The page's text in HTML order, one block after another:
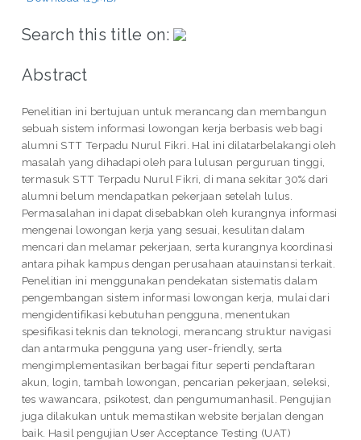
Search this title on:
Abstract
Penelitian ini bertujuan untuk merancang dan membangun
sebuah sistem informasi lowongan kerja berbasis web bagi
alumni STT Terpadu Nurul Fikri. Hal ini dilatarbelakangi oleh
masalah yang dihadapi oleh para lulusan perguruan tinggi,
termasuk STT Terpadu Nurul Fikri, di mana sekitar 30% dari
alumni belum mendapatkan pekerjaan setelah lulus.
Permasalahan ini dapat disebabkan oleh kurangnya informasi
mengenai lowongan kerja yang sesuai, kesulitan dalam
mencari dan melamar pekerjaan, serta kurangnya koordinasi
antara pihak kampus dengan perusahaan atauinstansi terkait.
Penelitian ini menggunakan pendekatan sistematis dalam
pengembangan sistem informasi lowongan kerja, mulai dari
mengidentifikasi kebutuhan pengguna, menentukan
spesifikasi teknis dan teknologi, merancang struktur navigasi
dan antarmuka pengguna yang user-friendly, serta
mengimplementasikan berbagai fitur seperti pendaftaran
akun, login, tambah lowongan, pencarian pekerjaan, seleksi,
tes wawancara, psikotest, dan pengumumanhasil. Pengujian
juga dilakukan untuk memastikan website berjalan dengan
baik. Hasil pengujian User Acceptance Testing (UAT)